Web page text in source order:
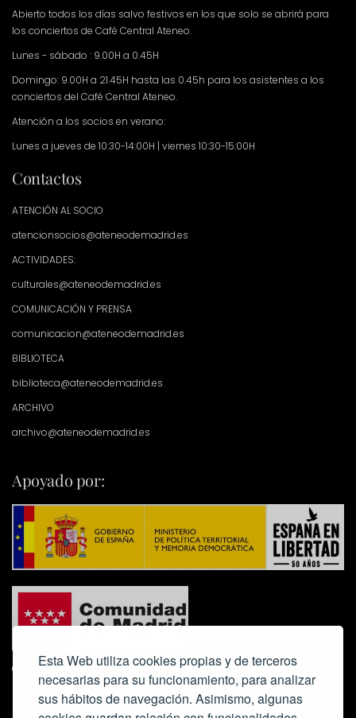
Esta Web utiliza cookies propias y de terceros
necesarias para su funcionamiento, para analizar
sus hábitos de navegación. Asimismo, algunas
Abierto todos los días salvo festivos en los que solo se abrirá para
los conciertos de Café Central Ateneo.
Lunes - sábado : 9.00H a 0.45H
Domingo: 9.00H a 21.45H hasta las 0.45h para los asistentes a los
conciertos del Café Central Ateneo.
Atención a los socios en verano:
Lunes a jueves de 10:30-14:00H | viernes 10:30-15:00H
Contactos
ATENCIÓN AL SOCIO
atencionsocios@ateneodemadrid.es
ACTIVIDADES:
culturales@ateneodemadrid.es
COMUNICACIÓN Y PRENSA
comunicacion@ateneodemadrid.es
BIBLIOTECA
biblioteca@ateneodemadrid.es
ARCHIVO
archivo@ateneodemadrid.es
Apoyado por: